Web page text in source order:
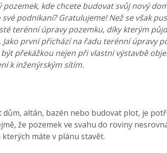
pozemek, kde chcete budovat svůj nový
podnikaní? Gratulujeme! Než se však
terénní úpravy pozemku, díky kterým
Jako první přichází na řadu terénní úpravy
překážkou nejen při vlastní výstavbě
k inženýrským sítím.
dům, altán, bazén nebo budovat plot, je
že pozemek ve svahu do roviny
máte v plánu stavět.